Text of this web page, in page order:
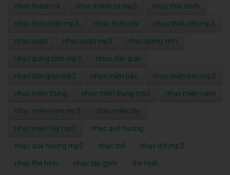
nhạc thánh ca nhạc thánh ca mp3 nhạc thời chiến
nhạc thời chiến mp3 nhạc thiếu nhi nhạc thiếu nhi mp3
nhạc xuân nhạc xuân mp3 nhạc giáng sinh
nhạc giáng sinh mp3 nhạc dân gian
nhạc dân gian mp3 nhạc miền bắc nhạc miền bắc mp3
nhạc miền trung nhạc miền trung mp3 nhạc miền nam
nhạc miền nam mp3 nhạc miền tây
nhạc miền tây mp3 nhạc quê hương
nhạc quê hương mp3 nhạc lofi nhạc lofi mp3
nhac the hinh nhac tap gym the hinh